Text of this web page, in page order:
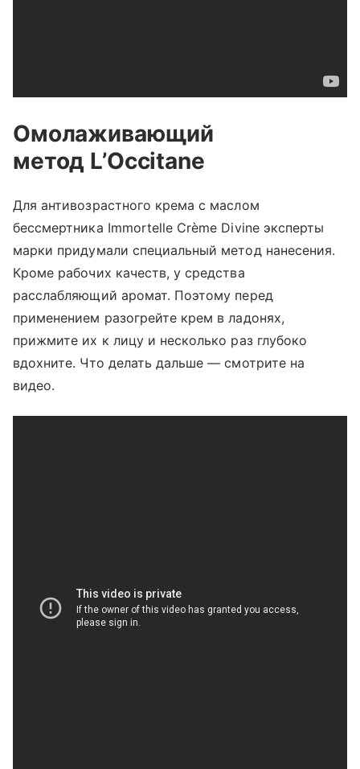
Омолаживающий
метод L’Occitane
Для антивозрастного крема с маслом
бессмертника Immortelle Crème Divine эксперты
марки придумали специальный метод нанесения.
Кроме рабочих качеств, у средства
расслабляющий аромат. Поэтому перед
применением разогрейте крем в ладонях,
прижмите их к лицу и несколько раз глубоко
вдохните. Что делать дальше — смотрите на
видео.